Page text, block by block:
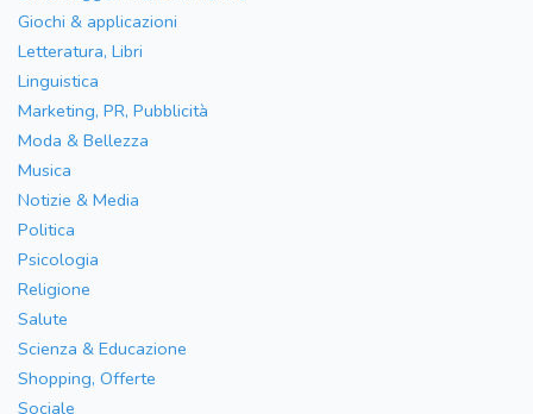
Giochi & applicazioni
Letteratura, Libri
Linguistica
Marketing, PR, Pubblicità
Moda & Bellezza
Musica
Notizie & Media
Politica
Psicologia
Religione
Salute
Scienza & Educazione
Shopping, Offerte
Sociale